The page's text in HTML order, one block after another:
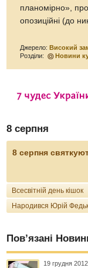
планомірно»,
опозиційні (до
Джерело:Високий
Розділи:
Новини
8 серпня
8 серпня
Всесвітній день кішок
Народився Юрій
Пов’язані
19 грудня